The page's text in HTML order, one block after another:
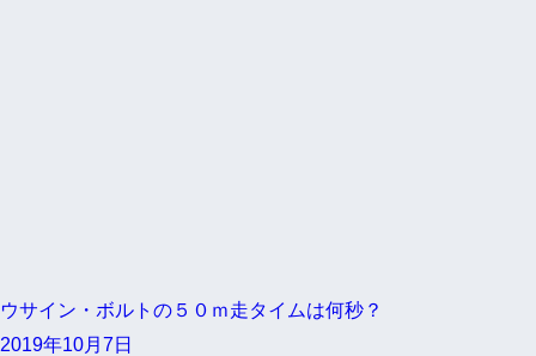
ウサイン・ボルトの５０ｍ走タイムは何秒？
2019年10月7日